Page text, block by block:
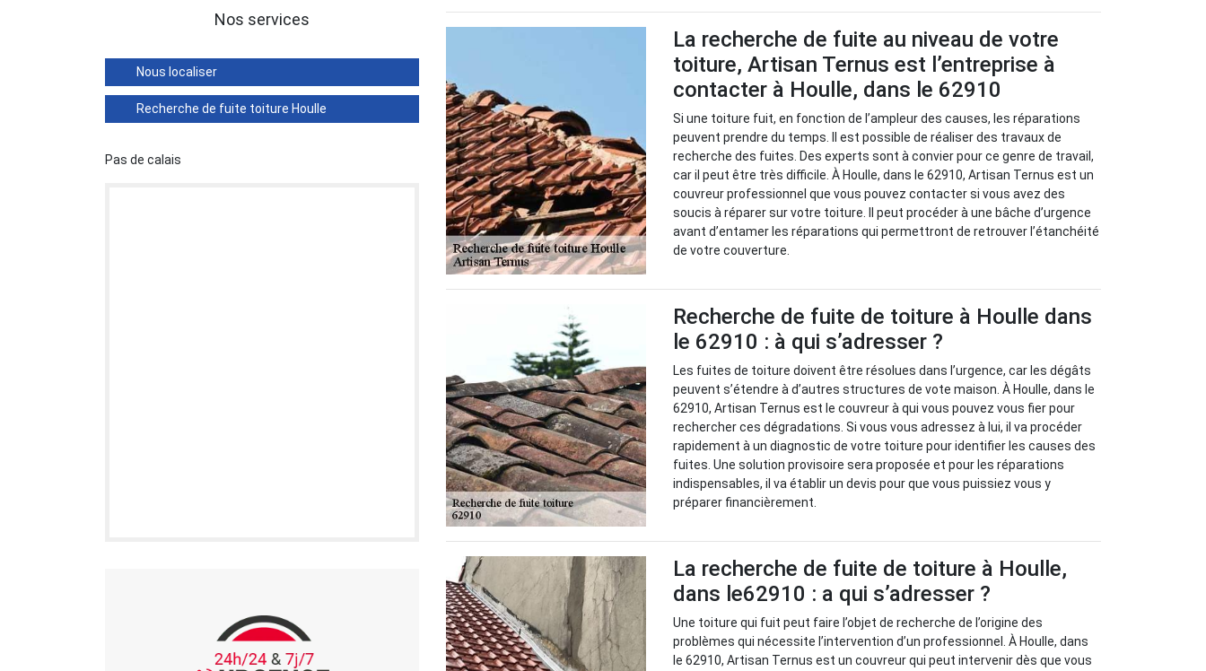
Nos services
Nous localiser
Recherche de fuite toiture Houlle
Pas de calais
La recherche de fuite au niveau de votre
toiture, Artisan Ternus est l’entreprise à
contacter à Houlle, dans le 62910
Si une toiture fuit, en fonction de l’ampleur des causes, les réparations
peuvent prendre du temps. Il est possible de réaliser des travaux de
recherche des fuites. Des experts sont à convier pour ce genre de travail,
car il peut être très difficile. À Houlle, dans le 62910, Artisan Ternus est un
couvreur professionnel que vous pouvez contacter si vous avez des
soucis à réparer sur votre toiture. Il peut procéder à une bâche d’urgence
avant d’entamer les réparations qui permettront de retrouver l’étanchéité
de votre couverture.
Recherche de fuite de toiture à Houlle dans
le 62910 : à qui s’adresser ?
Les fuites de toiture doivent être résolues dans l’urgence, car les dégâts
peuvent s’étendre à d’autres structures de vote maison. À Houlle, dans le
62910, Artisan Ternus est le couvreur à qui vous pouvez vous fier pour
rechercher ces dégradations. Si vous vous adressez à lui, il va procéder
rapidement à un diagnostic de votre toiture pour identifier les causes des
fuites. Une solution provisoire sera proposée et pour les réparations
indispensables, il va établir un devis pour que vous puissiez vous y
préparer financièrement.
La recherche de fuite de toiture à Houlle,
dans le62910 : a qui s’adresser ?
Une toiture qui fuit peut faire l’objet de recherche de l’origine des
problèmes qui nécessite l’intervention d’un professionnel. À Houlle, dans
le 62910, Artisan Ternus est un couvreur qui peut intervenir dès que vous